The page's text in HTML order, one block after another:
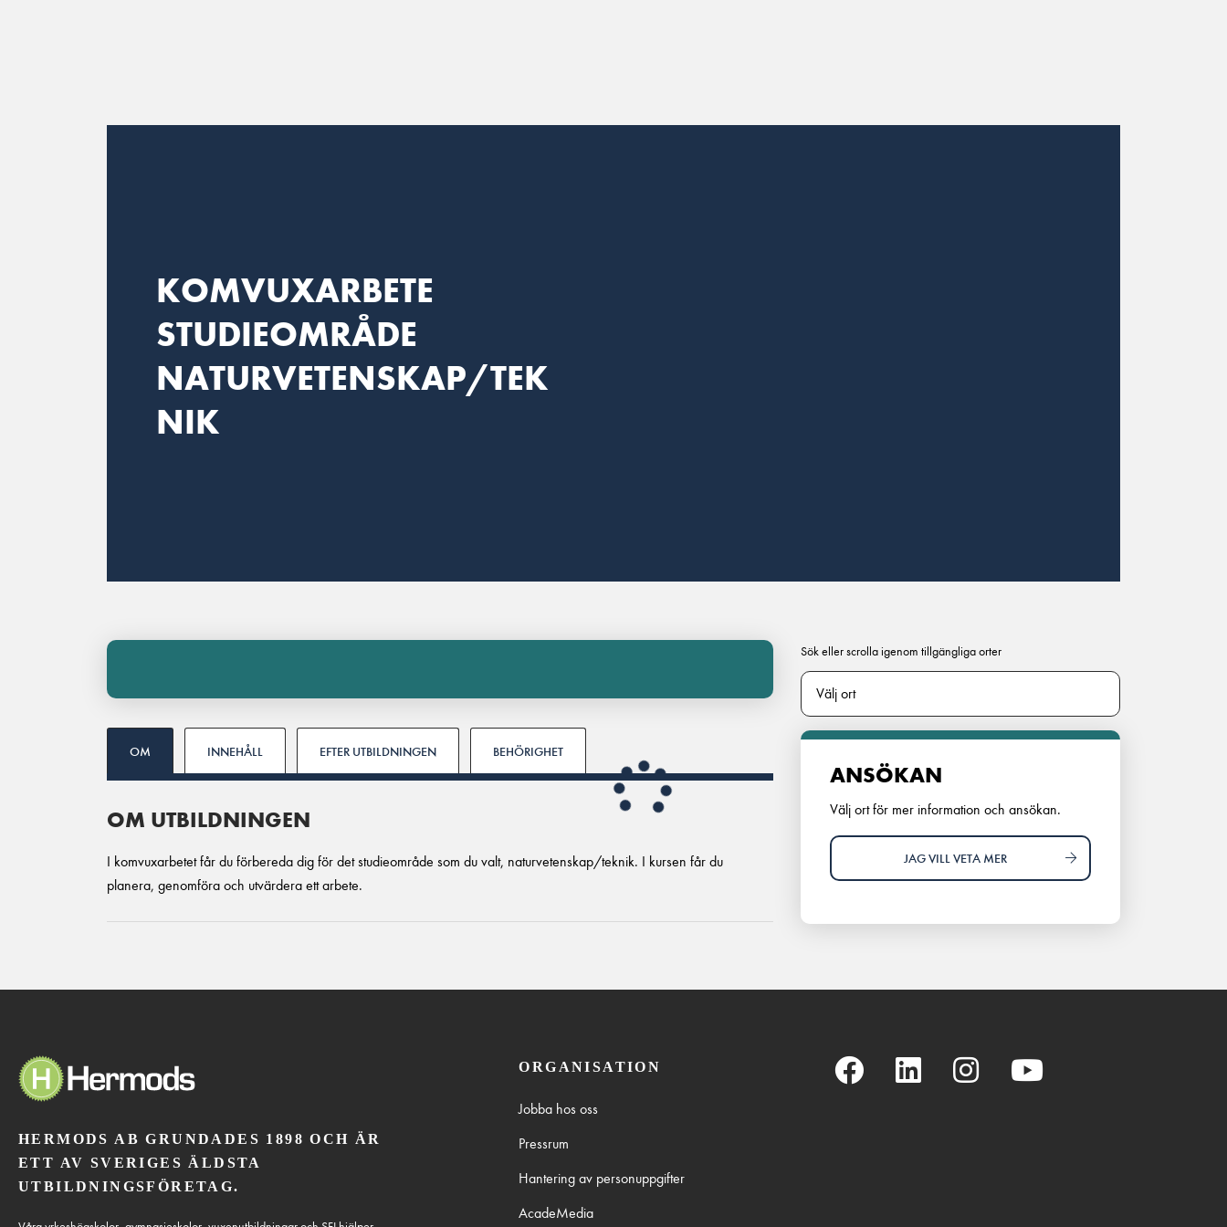
KOMVUXARBETE
STUDIEOMRÅDE
NATURVETENSKAP/TEK
NIK
OM INNEHÅLL EFTER UTBILDNINGEN BEHÖRIGHET
OM UTBILDNINGEN
I komvuxarbetet får du förbereda dig för det studieområde som du valt, naturvetenskap/teknik. I kursen får du
planera, genomföra och utvärdera ett arbete.
Sök eller scrolla igenom tillgängliga orter
ANSÖKAN
Välj ort för mer information och ansökan.
JAG VILL VETA MER
HERMODS AB GRUNDADES 1898 OCH ÄR
ETT AV SVERIGES ÄLDSTA
UTBILDNINGSFÖRETAG.
ORGANISATION
Jobba hos oss
Pressrum
Hantering av personuppgifter
AcadeMedia